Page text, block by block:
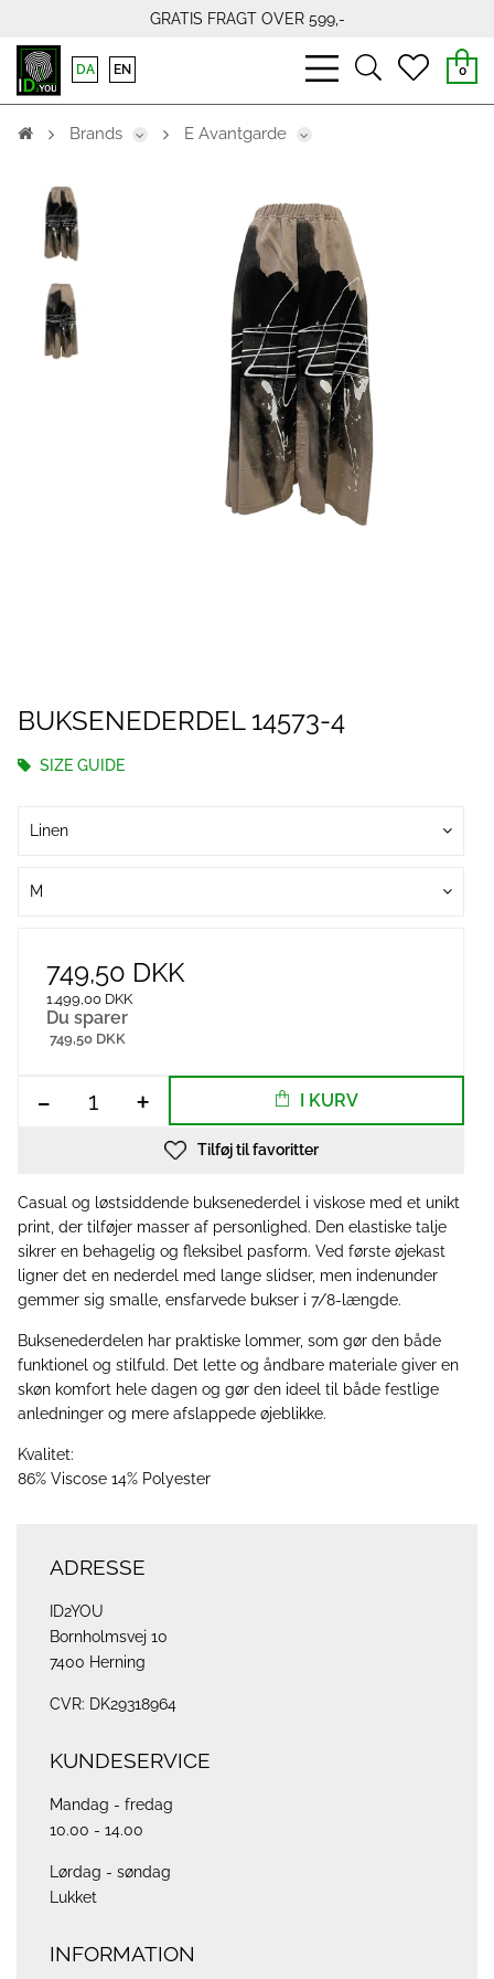
GRATIS FRAGT OVER 599,-
bars
light
searchheart
0
DA EN
Brands E Avantgarde
BUKSENEDERDEL 14573-4
SIZE GUIDE
Linen
M
749,50 DKK
1.499,00 DKK
Du sparer
749,50 DKK
- + I KURV
Tilføj til favoritter
Casual og løstsiddende buksenederdel i viskose med et unikt
print, der tilføjer masser af personlighed. Den elastiske talje
sikrer en behagelig og fleksibel pasform. Ved første øjekast
ligner det en nederdel med lange slidser, men indenunder
gemmer sig smalle, ensfarvede bukser i 7/8-længde.
Buksenederdelen har praktiske lommer, som gør den både
funktionel og stilfuld. Det lette og åndbare materiale giver en
skøn komfort hele dagen og gør den ideel til både festlige
anledninger og mere afslappede øjeblikke.
Kvalitet:
86% Viscose 14% Polyester
ADRESSE
ID2YOU
Bornholmsvej 10
7400 Herning
CVR: DK29318964
KUNDESERVICE
Mandag - fredag
10.00 - 14.00
Lørdag - søndag
Lukket
INFORMATION